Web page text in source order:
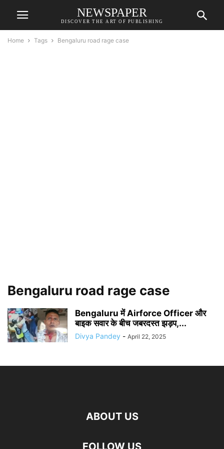
NEWSPAPER
DISCOVER THE ART OF PUBLISHING
Home Tags Bengaluru road rage case
Bengaluru road rage case
Bengaluru में Airforce Officer और
बाइक सवार के बीच जबरदस्त झड़प,...
Divya Pandey - April 22, 2025
ABOUT US
FOLLOW US